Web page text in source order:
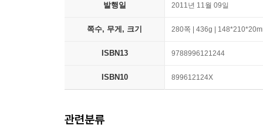
발행일 2011년 11월 09일
쪽수, 무게, 크기 280쪽 | 436g |
ISBN13 9788996121244
ISBN10 899612124X
관련분류